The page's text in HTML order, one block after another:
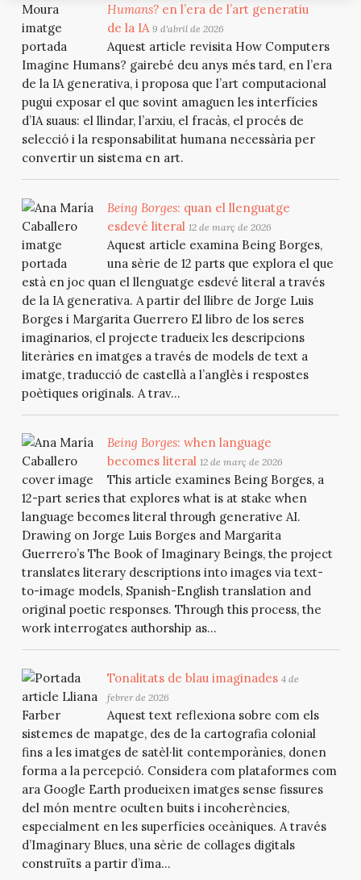
Humans? en l’era de l’art generatiu
de la IA 9 d'abril de 2026
Aquest article revisita How Computers
Imagine Humans? gairebé deu anys més tard, en l’era
de la IA generativa, i proposa que l’art computacional
pugui exposar el que sovint amaguen les interfícies
d’IA suaus: el llindar, l’arxiu, el fracàs, el procés de
selecció i la responsabilitat humana necessària per
convertir un sistema en art.
Being Borges: quan el llenguatge
esdevé literal 12 de març de 2026
Aquest article examina Being Borges,
una sèrie de 12 parts que explora el que
està en joc quan el llenguatge esdevé literal a través
de la IA generativa. A partir del llibre de Jorge Luis
Borges i Margarita Guerrero El libro de los seres
imaginarios, el projecte tradueix les descripcions
literàries en imatges a través de models de text a
imatge, traducció de castellà a l’anglès i respostes
poètiques originals. A trav...
Being Borges: when language
becomes literal 12 de març de 2026
This article examines Being Borges, a
12-part series that explores what is at stake when
language becomes literal through generative AI.
Drawing on Jorge Luis Borges and Margarita
Guerrero’s The Book of Imaginary Beings, the project
translates literary descriptions into images via text-
to-image models, Spanish-English translation and
original poetic responses. Through this process, the
work interrogates authorship as...
Tonalitats de blau imaginades 4 de
febrer de 2026
Aquest text reflexiona sobre com els
sistemes de mapatge, des de la cartografia colonial
fins a les imatges de satèl·lit contemporànies, donen
forma a la percepció. Considera com plataformes com
ara Google Earth produeixen imatges sense fissures
del món mentre oculten buits i incoherències,
especialment en les superfícies oceàniques. A través
d’Imaginary Blues, una sèrie de collages digitals
construïts a partir d’ima...